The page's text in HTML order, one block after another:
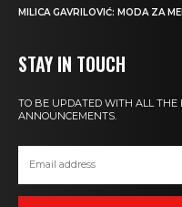
MILICA GAVRILOVIĆ: MODA ZA
STAY IN TOUCH
TO BE UPDATED WITH ALL THE
ANNOUNCEMENTS.